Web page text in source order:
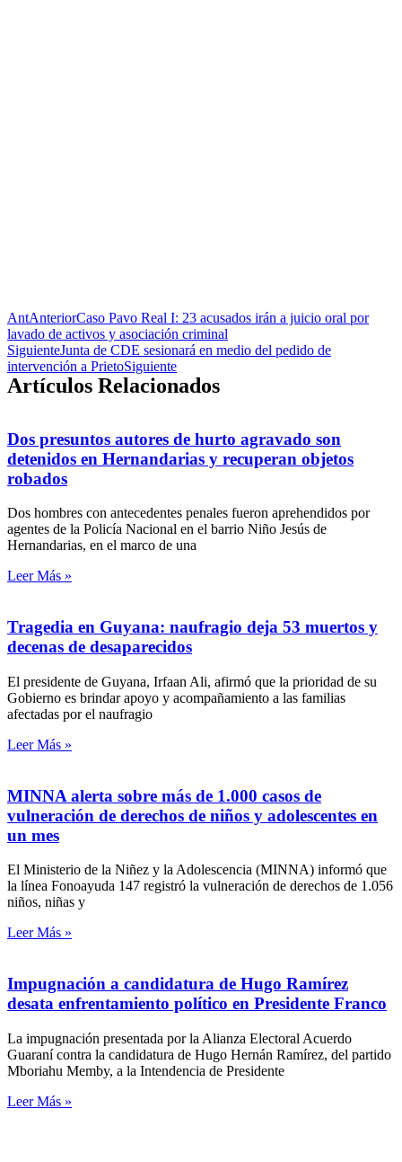
AntAnteriorCaso Pavo Real I: 23 acusados irán a juicio oral por
lavado de activos y asociación criminal
SiguienteJunta de CDE sesionará en medio del pedido de
intervención a PrietoSiguiente
Artículos Relacionados
Dos presuntos autores de hurto agravado son
detenidos en Hernandarias y recuperan objetos
robados
Dos hombres con antecedentes penales fueron aprehendidos por
agentes de la Policía Nacional en el barrio Niño Jesús de
Hernandarias, en el marco de una
Leer Más »
Tragedia en Guyana: naufragio deja 53 muertos y
decenas de desaparecidos
El presidente de Guyana, Irfaan Ali, afirmó que la prioridad de su
Gobierno es brindar apoyo y acompañamiento a las familias
afectadas por el naufragio
Leer Más »
MINNA alerta sobre más de 1.000 casos de
vulneración de derechos de niños y adolescentes en
un mes
El Ministerio de la Niñez y la Adolescencia (MINNA) informó que
la línea Fonoayuda 147 registró la vulneración de derechos de 1.056
niños, niñas y
Leer Más »
Impugnación a candidatura de Hugo Ramírez
desata enfrentamiento político en Presidente Franco
La impugnación presentada por la Alianza Electoral Acuerdo
Guaraní contra la candidatura de Hugo Hernán Ramírez, del partido
Mboriahu Memby, a la Intendencia de Presidente
Leer Más »